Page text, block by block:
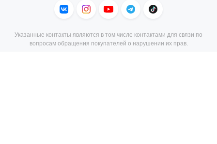
Указанные контакты являются в том числе контактами для связи по
вопросам обращения покупателей о нарушении их прав.